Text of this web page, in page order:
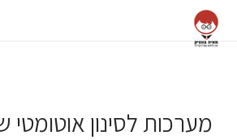
מערכות לסינון אוטומטי